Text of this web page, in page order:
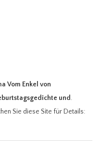
Vom Enkel von
und.
Sie diese Site für Details: